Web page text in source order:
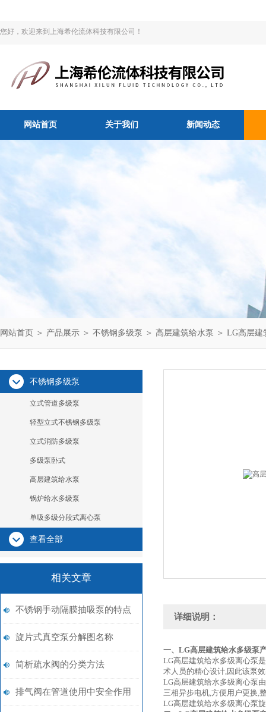
您好，欢迎来到上海希伦流体科技有限公司！
网站首页 关于我们 新闻动态
网站首页 ＞ 产品展示 ＞ 不锈钢多级泵 ＞ 高层建筑给水泵 ＞ LG高层
不锈钢多级泵
立式管道多级泵
轻型立式不锈钢多级泵
立式消防多级泵
多级泵卧式
高层建筑给水泵
锅炉给水多级泵
单吸多级分段式离心泵
查看全部
相关文章
不锈钢手动隔膜抽吸泵的特点
旋片式真空泵分解图名称
简析疏水阀的分类方法
排气阀在管道使用中安全作用
详细说明：
一、LG高层建筑给水多级泵
LG高层建筑给水多级离心泵
术人员的精心设计,因此该泵
LG高层建筑给水多级离心泵
三相异步电机,方便用户更换,
LG高层建筑给水多级离心泵